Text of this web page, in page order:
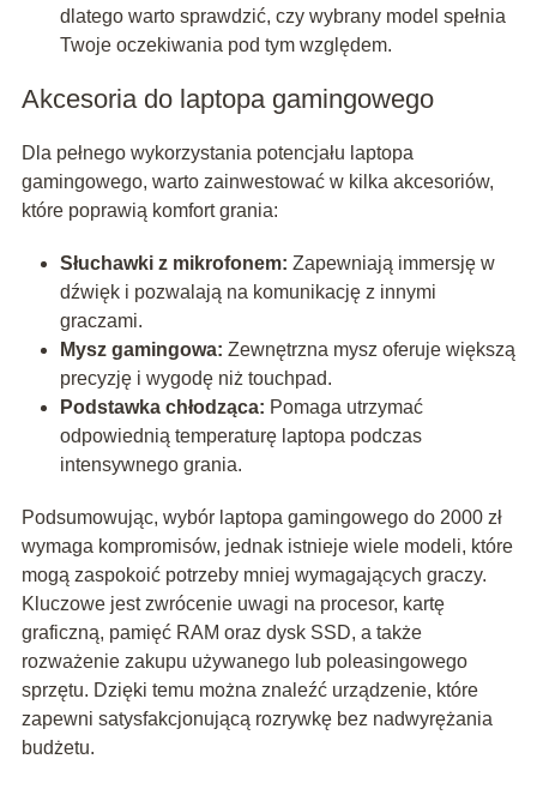
dlatego warto sprawdzić, czy wybrany model spełnia
Twoje oczekiwania pod tym względem.
Akcesoria do laptopa gamingowego
Dla pełnego wykorzystania potencjału laptopa
gamingowego, warto zainwestować w kilka akcesoriów,
które poprawią komfort grania:
Słuchawki z mikrofonem: Zapewniają immersję w
dźwięk i pozwalają na komunikację z innymi
graczami.
Mysz gamingowa: Zewnętrzna mysz oferuje większą
precyzję i wygodę niż touchpad.
Podstawka chłodząca: Pomaga utrzymać
odpowiednią temperaturę laptopa podczas
intensywnego grania.
Podsumowując, wybór laptopa gamingowego do 2000 zł
wymaga kompromisów, jednak istnieje wiele modeli, które
mogą zaspokoić potrzeby mniej wymagających graczy.
Kluczowe jest zwrócenie uwagi na procesor, kartę
graficzną, pamięć RAM oraz dysk SSD, a także
rozważenie zakupu używanego lub poleasingowego
sprzętu. Dzięki temu można znaleźć urządzenie, które
zapewni satysfakcjonującą rozrywkę bez nadwyrężania
budżetu.